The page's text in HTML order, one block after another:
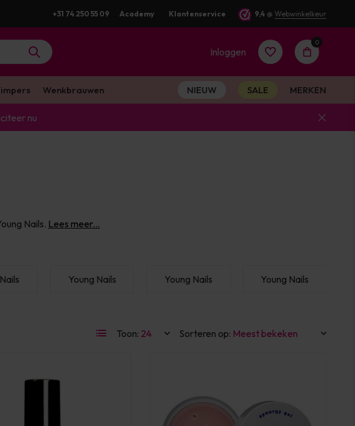
werkdag verstuurd+31 74 250 55 09 Academy Klantenservice 9,4 @ Webwinkelkeur
Inloggen
0
Wenkbrauwen NIEUW SALE MERKEN
nu
Nails. Lees meer...
Young Nails Young Nails Young Nails
Toon: Sorteren op: